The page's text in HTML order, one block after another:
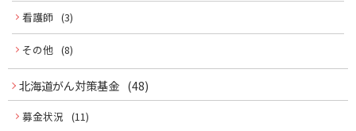
看護師 (3)
その他 (8)
北海道がん対策基金 (48)
募金状況 (11)